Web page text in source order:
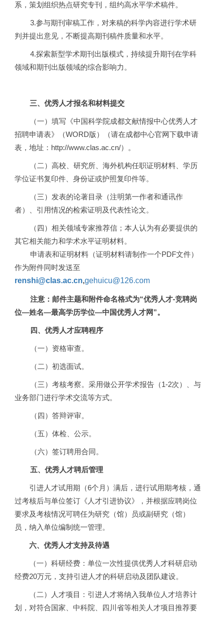
系，策划组织热点研究专刊，组约高水平学术稿件。
3.参与期刊审稿工作，对来稿的科学内容进行学术研
判并提出意见，不断提高期刊稿件质量和水平。
4.探索新型学术期刊出版模式，持续提升期刊在学科
领域和期刊出版领域的综合影响力。
三、优秀人才报名和材料提交
（一）填写《中国科学院成都文献情报中心优秀人才
招聘申请表》
（WORD版）
（请在成都中心官网下载申请
表，地址：http://www.clas.ac.cn/）。
（二）高校、研究所、海外机构任职证明材料、学历
学位证书复印件、身份证或护照复印件等。
（三）发表的论著目录（注明第一作者和通讯作
者）、引用情况的检索证明及代表性论文。
（四）相关领域专家推荐信；本人认为有必要提供的
其它相关能力和学术水平证明材料。
申请表和证明材料（证明材料请制作一个PDF文件）
作为附件同时发送至
renshi@clas.ac.cn,gehuicu@126.com
注意：邮件主题和附件命名格式为“优秀人才-竞聘岗
位—姓名—最高学历学位—中国优秀人才网”。
四、优秀人才应聘程序
（一）资格审查。
（二）初选面试。
（三）考核考察。采用做公开学术报告（1-2次）、与
业务部门进行学术交流等方式。
（四）答辩评审。
（五）体检、公示。
（六）签订聘用合同。
五、优秀人才聘后管理
引进人才试用期（6个月）满后，进行试用期考核，通
过考核后与单位签订《人才引进协议》，并根据应聘岗位
要求及考核情况可聘任为研究（馆）员或副研究（馆）
员，纳入单位编制统一管理。
六、优秀人才支持及待遇
（一）科研经费：单位一次性提供优秀人才科研启动
经费20万元，支持引进人才的科研启动及团队建设。
（二）人才项目：引进人才将纳入我单位人才培养计
划，对符合国家、中科院、四川省等相关人才项目推荐要